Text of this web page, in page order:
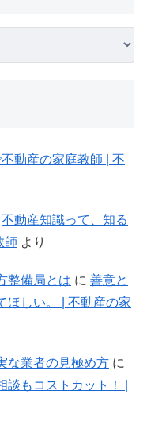
動産の家庭教師 | 不
不動産知識って、知る
師 より
整備局とは に 善意と
ほしい。 | 不動産の家
な業者の見極め方 に
もコストカット！ |